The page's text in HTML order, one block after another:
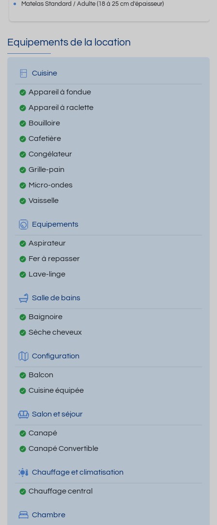
Matelas Standard / Adulte(18 à 25 cm d'épaisseur)
Equipements de la location
Cuisine
Appareil à fondue
Appareil à raclette
Bouilloire
Cafetière
Congélateur
Grille-pain
Micro-ondes
Vaisselle
Equipements
Aspirateur
Fer à repasser
Lave-linge
Salle de bains
Baignoire
Sèche cheveux
Configuration
Balcon
Cuisine équipée
Salon et séjour
Canapé
Canapé Convertible
Chauffage et climatisation
Chauffage central
Chambre